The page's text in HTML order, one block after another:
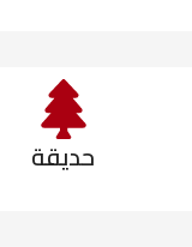
حديقة